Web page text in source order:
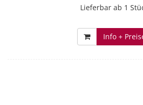
Lieferbar ab 1
Info +